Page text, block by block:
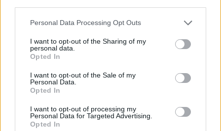
Personal Data Processing Opt Outs
I want to opt-out of the Sharing of my
personal data.
Opted In
I want to opt-out of the Sale of my
Personal Data.
Opted In
I want to opt-out of processing my
Personal Data for Targeted Advertising.
Opted In
2024. december 12., csütörtök